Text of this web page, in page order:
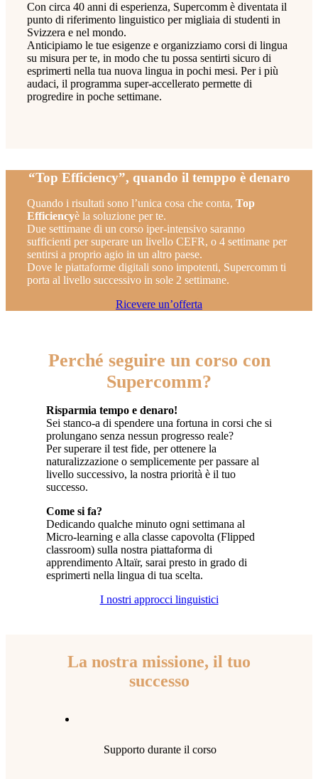
Con circa 40 anni di esperienza, Supercomm è diventata il
punto di riferimento linguistico per migliaia di studenti in
Svizzera e nel mondo.
Anticipiamo le tue esigenze e organizziamo corsi di lingua
su misura per te, in modo che tu possa sentirti sicuro di
esprimerti nella tua nuova lingua in pochi mesi. Per i più
audaci, il programma super-accellerato permette di
progredire in poche settimane.
“Top Efficiency”, quando il temppo è denaro
Quando i risultati sono l’unica cosa che conta, Top
Efficiencyè la soluzione per te.
Due settimane di un corso iper-intensivo saranno
sufficienti per superare un livello CEFR, o 4 settimane per
sentirsi a proprio agio in un altro paese.
Dove le piattaforme digitali sono impotenti, Supercomm ti
porta al livello successivo in sole 2 settimane.
Ricevere un’offerta
Perché seguire un corso con
Supercomm?
Risparmia tempo e denaro!
Sei stanco-a di spendere una fortuna in corsi che si
prolungano senza nessun progresso reale?
Per superare il test fide, per ottenere la
naturalizzazione o semplicemente per passare al
livello successivo, la nostra priorità è il tuo
successo.
Come si fa?
Dedicando qualche minuto ogni settimana al
Micro-learning e alla classe capovolta (Flipped
classroom) sulla nostra piattaforma di
apprendimento Altaïr, sarai presto in grado di
esprimerti nella lingua di tua scelta.
I nostri approcci linguistici
La nostra missione, il tuo
successo
Supporto durante il corso